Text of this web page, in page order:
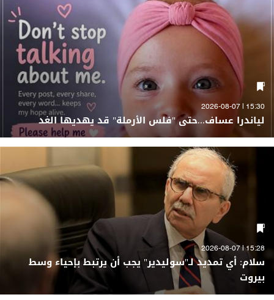
15:30 | 2026-08-07
لياندرا عساف...حتى "فلس الأرملة" قد يهديها الغد
15:28 | 2026-08-07
سلام: أي تمديد لـ"سوليدير" يجب أن يرتبط بإحياء وسط
بيروت